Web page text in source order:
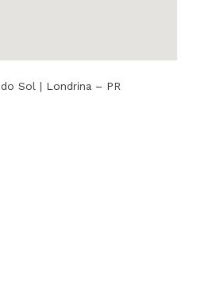
Sol | Londrina – PR